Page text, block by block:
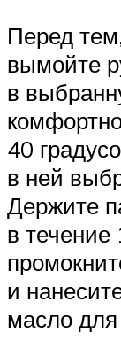
Перед
вымойте
в
40
в ней
Держите
в течение
и
масло для